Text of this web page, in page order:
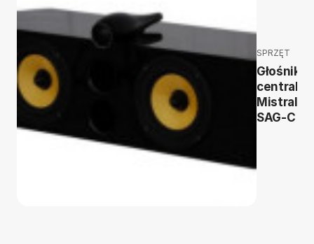
SPRZĘT
Głośnik
centralny
Mistral
SAG-C